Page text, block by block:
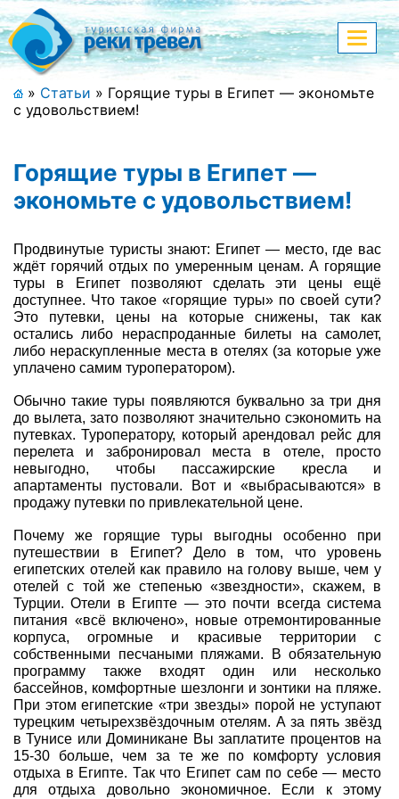
Меню
+7 (911) 182-44-68
Полная версия сайта
Главная
Спецпредложения
Праздничные туры
Страны и направления
Поиск тура
Туры по России
Автобусные туры
Круизы
Туры на пароме
Авиабилеты
Туристическая страховка
Услуги
О компании
Отзывы
меню
» Статьи » Горящие туры в Египет — экономьте
с удовольствием!
Горящие туры в Египет —
экономьте с удовольствием!
Продвинутые туристы знают: Египет — место, где вас
ждёт горячий отдых по умеренным ценам. А горящие
туры в Египет позволяют сделать эти цены ещё
доступнее. Что такое «горящие туры» по своей сути?
Это путевки, цены на которые снижены, так как
остались либо нераспроданные билеты на самолет,
либо нераскупленные места в отелях (за которые уже
уплачено самим туроператором).
Обычно такие туры появляются буквально за три дня
до вылета, зато позволяют значительно сэкономить на
путевках. Туроператору, который арендовал рейс для
перелета и забронировал места в отеле, просто
невыгодно, чтобы пассажирские кресла и
апартаменты пустовали. Вот и «выбрасываются» в
продажу путевки по привлекательной цене.
Почему же горящие туры выгодны особенно при
путешествии в Египет? Дело в том, что уровень
египетских отелей как правило на голову выше, чем у
отелей с той же степенью «звездности», скажем, в
Турции. Отели в Египте — это почти всегда система
питания «всё включено», новые отремонтированные
корпуса, огромные и красивые территории с
собственными песчаными пляжами. В обязательную
программу также входят один или несколько
бассейнов, комфортные шезлонги и зонтики на пляже.
При этом египетские «три звезды» порой не уступают
турецким четырехзвёздочным отелям. А за пять звёзд
в Тунисе или Доминикане Вы заплатите процентов на
15-30 больше, чем за те же по комфорту условия
отдыха в Египте. Так что Египет сам по себе — место
для отдыха довольно экономичное. Если к этому